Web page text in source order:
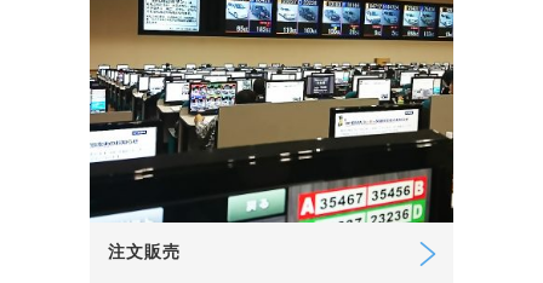
注文販売